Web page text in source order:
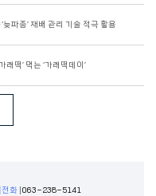
파종’ 재배 관리 기술 적극 활용
래떡’ 먹는 ‘가래떡데이’
전화 063-238-5141